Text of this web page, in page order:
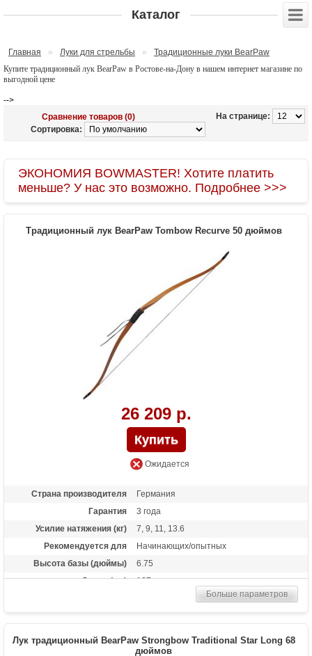
Каталог
Главная » Луки для стрельбы »
Традиционные луки BearPaw
Купите традиционный лук BearPaw в Ростове-на-Дону в нашем интернет магазине по
выгодной цене
-->
На странице:
Сравнение товаров (0)
Сортировка:
ЭКОНОМИЯ BOWMASTER! Хотите платить
меньше? У нас это возможно. Подробнее >>>
Традиционный лук BearPaw Tombow Recurve 50 дюймов
26 209 р.
Ожидается
Страна производителя
Германия
Гарантия
3 года
Усилие натяжения (кг)
7, 9, 11, 13.6
Рекомендуется для
Начинающих/опытных
Высота базы (дюймы)
6.75
Длина (см)
127
тетива Whisper String
Материалы изделия
орех, вишневое дерево
Больше параметров
Лук традиционный BearPaw Strongbow Traditional Star Long 68
дюймов